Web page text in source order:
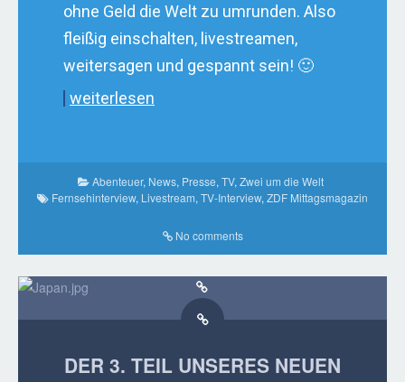
ohne Geld die Welt zu umrunden. Also
fleißig einschalten, livestreamen,
weitersagen und gespannt sein! 🙂
weiterlesen
Abenteuer, News, Presse, TV, Zwei um die Welt
Fernsehinterview, Livestream, TV-Interview, ZDF Mittagsmagazin
No comments
DER 3. TEIL UNSERES NEUEN